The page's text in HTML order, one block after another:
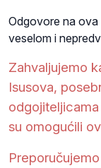
Odgovore na ova
veselom i
Zahvaljujemo
Isusova,
su omogućili